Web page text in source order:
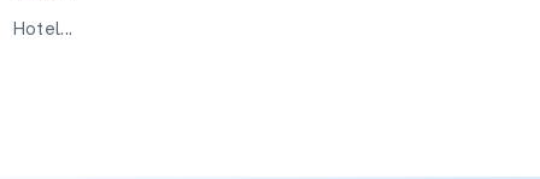
Hotel...